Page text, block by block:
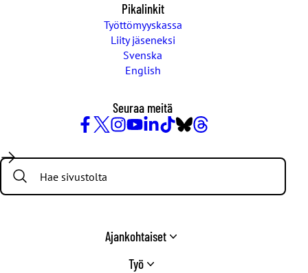
Pikalinkit
Työttömyyskassa
Liity jäseneksi
Svenska
English
Seuraa meitä
/
Twitter
Search:
Ajankohtaiset
Työ